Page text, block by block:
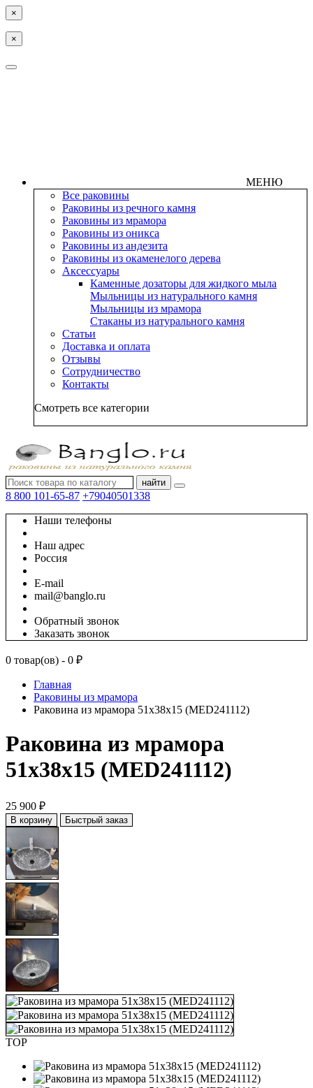
×
×
МЕНЮ
Все раковины
Раковины из речного камня
Раковины из мрамора
Раковины из оникса
Раковины из андезита
Раковины из окаменелого дерева
Аксессуары
Каменные дозаторы для жидкого мыла
Мыльницы из натурального камня
Мыльницы из мрамора
Стаканы из натурального камня
Статьи
Доставка и оплата
Отзывы
Сотрудничество
Контакты
Смотреть все категории
найти
8 800 101-65-87 +79040501338
Наши телефоны
Наш адрес
Россия
E-mail
mail@banglo.ru
Обратный звонок
Заказать звонок
0 товар(ов) - 0 ₽
Главная
Раковины из мрамора
Раковина из мрамора 51х38х15 (MED241112)
Раковина из мрамора
51х38х15 (MED241112)
25 900 ₽
В корзину Быстрый заказ
TOP